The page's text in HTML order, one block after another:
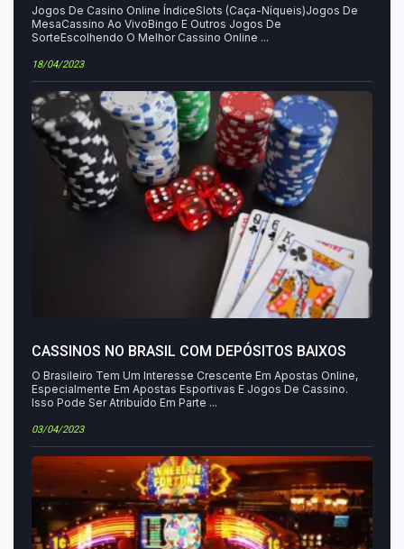
Jogos De Casino Online ÍndiceSlots (Caça-Níqueis)Jogos De
MesaCassino Ao VivoBingo E Outros Jogos De
SorteEscolhendo O Melhor Cassino Online ...
18/04/2023
CASSINOS NO BRASIL COM DEPÓSITOS BAIXOS
O Brasileiro Tem Um Interesse Crescente Em Apostas Online,
Especialmente Em Apostas Esportivas E Jogos De Cassino.
Isso Pode Ser Atribuído Em Parte ...
03/04/2023